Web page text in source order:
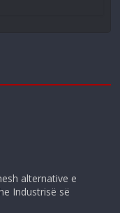
alternative e
Industrisë së